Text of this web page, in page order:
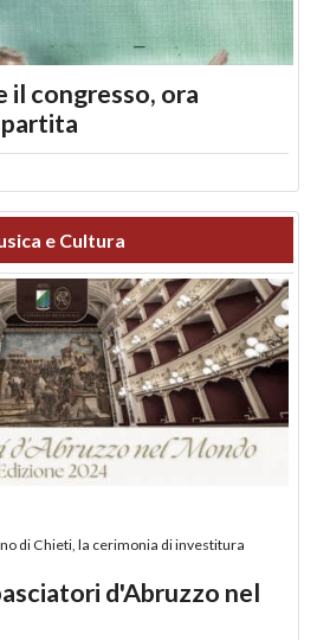
il congresso, ora
e Cultura
di Chieti, la cerimonia di investitura
d'Abruzzo nel